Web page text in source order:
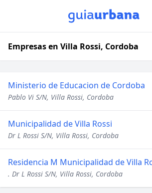
Empresas en Villa Rossi, Cordoba
Ministerio de Educacion de Cordoba
Pablo Vi S/N, Villa Rossi, Cordoba
Municipalidad de Villa Rossi
Dr L Rossi S/N, Villa Rossi, Cordoba
Residencia M Municipalidad de Villa
. Dr L Rossi S/N, Villa Rossi, Cordoba